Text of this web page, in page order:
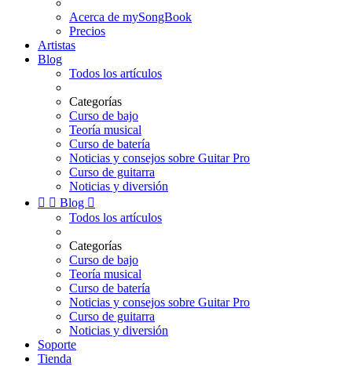
Acerca de mySongBook
Precios
Artistas
Blog
Todos los artículos
Categorías
Curso de bajo
Teoría musical
Curso de batería
Noticias y consejos sobre Guitar Pro
Curso de guitarra
Noticias y diversión
  Blog 
Todos los artículos
Categorías
Curso de bajo
Teoría musical
Curso de batería
Noticias y consejos sobre Guitar Pro
Curso de guitarra
Noticias y diversión
Soporte
Tienda